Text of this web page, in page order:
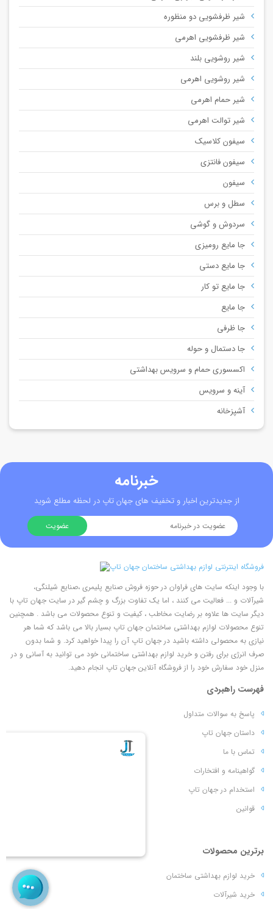
شیر ظرفشویی دو منظوره
شیر ظرفشویی اهرمی
شیر روشویی بلند
شیر روشویی اهرمی
شیر حمام اهرمی
شیر توالت اهرمی
سیفون کلاسیک
سیفون فانتزی
سیفون
سطل و برس
سردوش و گوشی
جا مایع رومیزی
جا مایع دستی
جا مایع تو کار
جا مایع
جا ظرفی
جا دستمال و حوله
اکسسوری حمام و سرویس بهداشتی
آینه و سرویس
آشپزخانه
خبرنامه
از جدیدترین اخبار و تخفیف های جهان تاپ در لحظه مطلع شوید
با وجود اینکه سایت های فراوان در حوزه فروش صنایع پلیمری ،صنایع شیلنگی،
شیرآلات و ... فعالیت می کنند ، اما یک تفاوت بزرگ و چشم گیر در سایت جهان تاپ با
دیگر سایت ها علاوه بر رضایت مخاطب ، کیفیت و تنوع محصولات می باشد . همچنین
تنوع محصولات لوازم بهداشتی ساختمان جهان تاپ بسیار بالا می باشد که شما هر
نیازی به محصولی داشته باشید در جهان تاپ آن را پیدا خواهید کرد. و شما بدون
صرف انرژی برای رفتن و خرید لوازم بهداشتی ساختمانی خود می توانید به آسانی و در
منزل خود سفارش خود را از فروشگاه آنلاین جهان تاپ انجام دهید.
فهرست راهبردی
پاسخ به سوالات متداول
داستان جهان تاپ
تماس با ما
گواهینامه و افتخارات
استخدام در جهان تاپ
قوانین
برترین محصولات
خرید لوازم بهداشتی ساختمان
خرید شیرآلات